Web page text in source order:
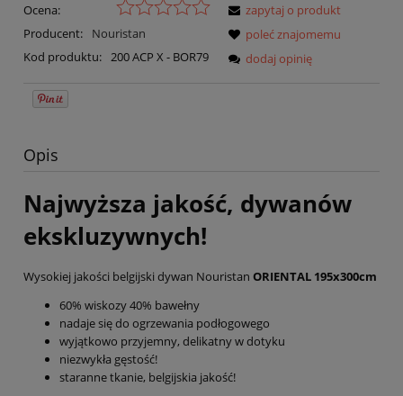
Ocena:
Producent:
Nouristan
Kod produktu: 200 ACP X - BOR79
zapytaj o produkt
poleć znajomemu
dodaj opinię
Opis
Najwyższa jakość, dywanów
ekskluzywnych!
Wysokiej jakości belgijski dywan Nouristan ORIENTAL 195x300cm
60% wiskozy 40% bawełny
nadaje się do ogrzewania podłogowego
wyjątkowo przyjemny, delikatny w dotyku
niezwykła gęstość!
staranne tkanie, belgijskia jakość!